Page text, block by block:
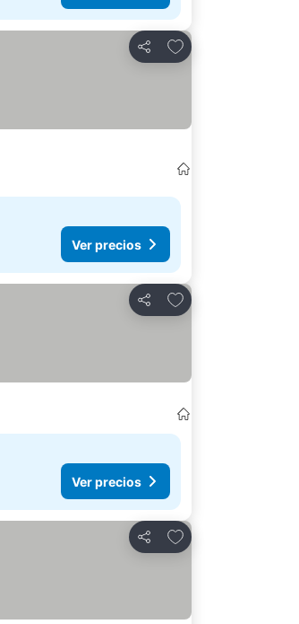
Compartir
Agregar a favoritos
Ver precios
Compartir
Agregar a favoritos
Ver precios
Compartir
Agregar a favoritos